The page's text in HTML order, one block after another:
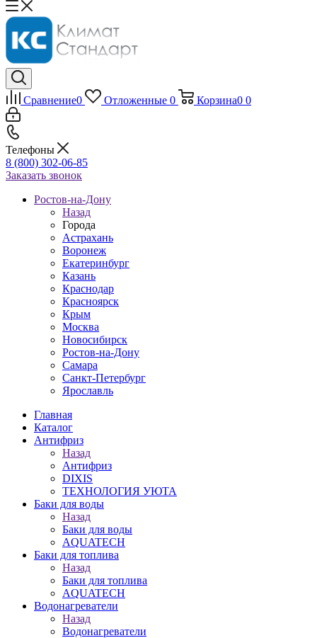
Сравнение0 Отложенные 0 Корзина0 0
Телефоны
8 (800) 302-06-85
Заказать звонок
Ростов-на-Дону
Назад
Города
Астрахань
Воронеж
Екатеринбург
Казань
Краснодар
Красноярск
Крым
Москва
Новосибирск
Ростов-на-Дону
Самара
Санкт-Петербург
Ярославль
Главная
Каталог
Антифриз
Назад
Антифриз
DIXIS
ТЕХНОЛОГИЯ УЮТА
Баки для воды
Назад
Баки для воды
AQUATECH
Баки для топлива
Назад
Баки для топлива
AQUATECH
Водонагреватели
Назад
Водонагреватели